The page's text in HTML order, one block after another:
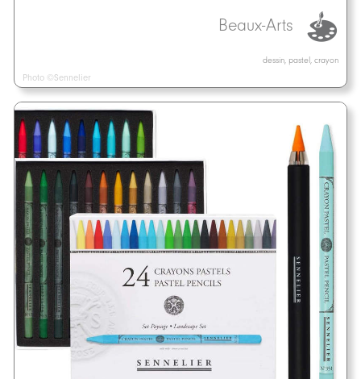
Beaux-Arts
dessin, pastel, crayon
Photo ©Sennelier